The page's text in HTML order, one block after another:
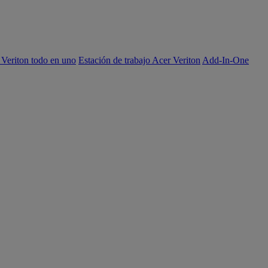
todo en uno Estación de trabajo Acer Veriton Add-In-One